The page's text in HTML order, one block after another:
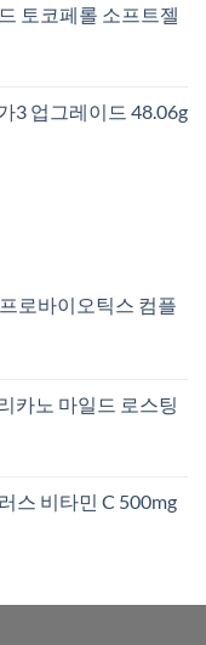
토코페롤 소프트젤
3 업그레이드 48.06g
로바이오틱스 컴플
카노 마일드 로스팅
스 비타민 C 500mg